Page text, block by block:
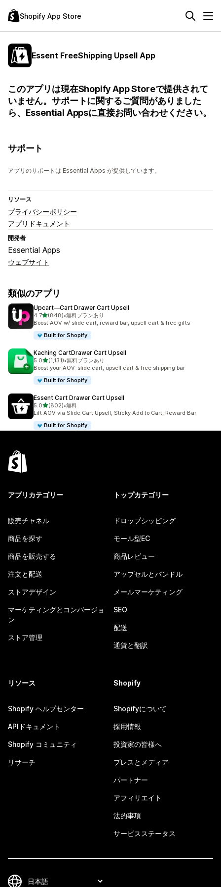
Shopify App Store
Essent FreeShipping Upsell App
このアプリは現在Shopify App Storeで提供されて
いません。サポートに関するご質問がありました
ら、Essential Appsに直接お問い合わせください。
サポート
アプリのサポートは Essential Apps が提供しています。
リソース
プライバシーポリシー
アプリドキュメント
開発者
Essential Apps
ウェブサイト
類似のアプリ
Upcart—Cart Drawer Cart Upsell
4.75つ星中
(848)
合計レビュー数：848件
•無料プランあり
Boost AOV w/ slide cart, reward bar, upsell cart & free gifts
Built for Shopify
Kaching CartDrawer Cart Upsell
5.05つ星中
(1,131)
合計レビュー数：1131件
•無料プランあり
Boost your AOV: slide cart, upsell cart & free shipping bar
Built for Shopify
Essent Cart Drawer Cart Upsell
5.05つ星中
(802)
合計レビュー数：802件
•無料
Lift AOV via Slide Cart Upsell, Sticky Add to Cart, Reward Bar
Built for Shopify
アプリカテゴリー
販売チャネル
商品を探す
商品を販売する
注文と配送
ストアデザイン
マーケティングとコンバージョ
ン
ストア管理
トップカテゴリー
ドロップシッピング
モール型EC
商品レビュー
アップセルとバンドル
メールマーケティング
SEO
配送
通貨と翻訳
リソース
Shopify ヘルプセンター
APIドキュメント
Shopify コミュニティ
リサーチ
Shopify
Shopifyについて
採用情報
投資家の皆様へ
プレスとメディア
パートナー
アフィリエイト
法的事項
サービスステータス